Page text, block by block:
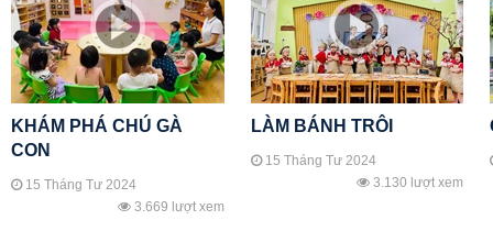
KHÁM PHÁ CHÚ GÀ
CON
15 Tháng Tư 2024
3.669 lượt xem
LÀM BÁNH TRÔI
15 Tháng Tư 2024
3.130 lượt xem